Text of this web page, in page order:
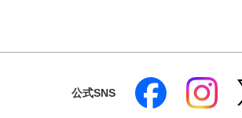
公式SNS